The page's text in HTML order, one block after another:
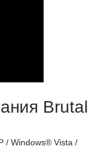
Brutal
/ Windows® Vista /